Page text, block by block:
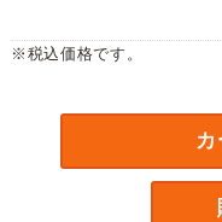
※税込価格です。